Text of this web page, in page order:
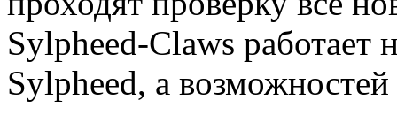
Sylpheed-Claws работает
Sylpheed, а